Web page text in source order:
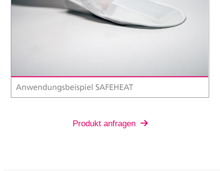
Produkt anfragen